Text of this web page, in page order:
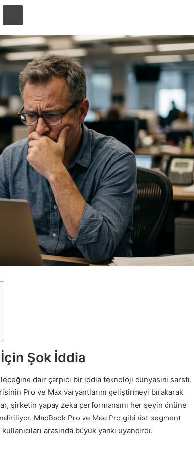
Şok İddia
dair çarpıcı bir iddia teknoloji dünyasını sarstı.
Pro ve Max varyantlarını geliştirmeyi bırakarak
şirketin yapay zeka performansını her şeyin önüne
MacBook Pro ve Mac Pro gibi üst segment
arasında büyük yankı uyandırdı.